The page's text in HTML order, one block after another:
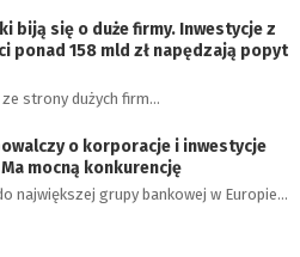
biją się o duże firmy. Inwestycje z
ponad 158 mld zł napędzają popyt
strony dużych firm…
o korporacje i inwestycje
mocną konkurencję
największej grupy bankowej w Europie…